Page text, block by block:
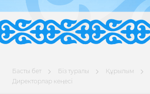
Басты бет Біз туралы
Құрылым
Директорлар кеңесі